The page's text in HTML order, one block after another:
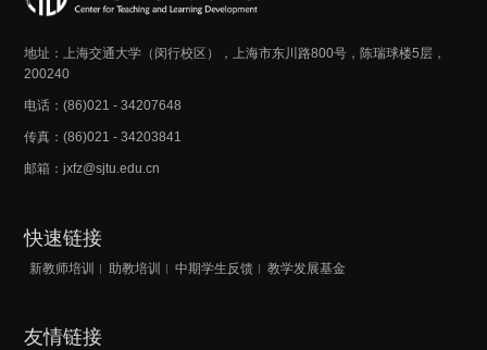
地址：上海交通大学（闵行校区），上海市东川路800号，陈瑞球楼5层，
200240
电话：(86)021 - 34207648
传真：(86)021 - 34203841
邮箱：jxfz@sjtu.edu.cn
快速链接
新教师培训 助教培训 中期学生反馈 教学发展基金
友情链接